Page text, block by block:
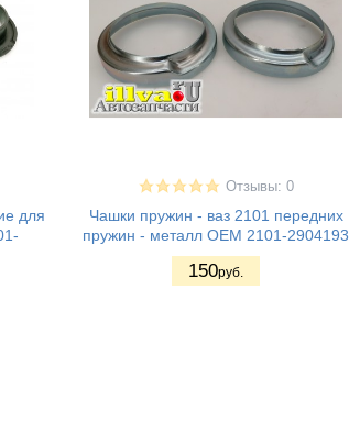
для
Отзывы: 0
Чашки пружин - ваз 2101 передних
пружин - металл OEM 2101-2904193
150руб.